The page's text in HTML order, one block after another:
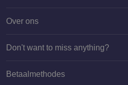
020 659 3444
Over ons
Don't want to miss anything?
Betaalmethodes